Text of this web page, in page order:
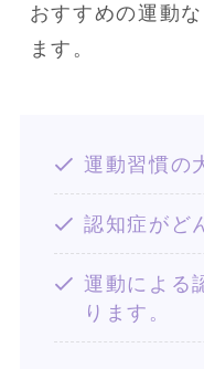
おすすめの運動
ます。
運動習慣の
認知症がど
運動による
ります。